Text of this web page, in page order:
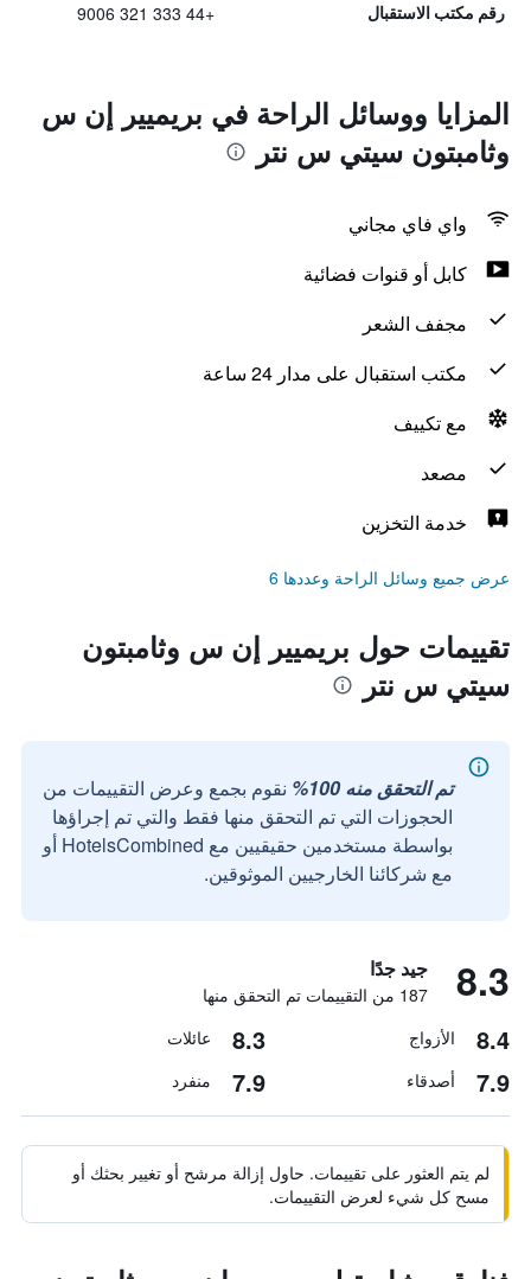
رقم مكتب الاستقبال +44 333 321 9006
المزايا ووسائل الراحة في بريميير إن س
وثامبتون سيتي س نتر
واي فاي مجاني
كابل أو قنوات فضائية
مجفف الشعر
مكتب استقبال على مدار 24 ساعة
مع تكييف
مصعد
خدمة التخزين
عرض جميع وسائل الراحة وعددها 6
تقييمات حول بريميير إن س وثامبتون
سيتي س نتر
تم التحقق منه 100%
نقوم بجمع وعرض التقييمات من
الحجوزات التي تم التحقق منها فقط والتي تم إجراؤها
بواسطة مستخدمين حقيقيين مع HotelsCombined أو
مع شركائنا الخارجيين الموثوقين.
8.3 جيد جدًا
187 من التقييمات تم التحقق منها
8.4 الأزواج 8.3 عائلات
7.9 أصدقاء 7.9 منفرد
لم يتم العثور على تقييمات. حاول إزالة مرشح أو تغيير بحثك أو
مسح كل شيء لعرض التقييمات.